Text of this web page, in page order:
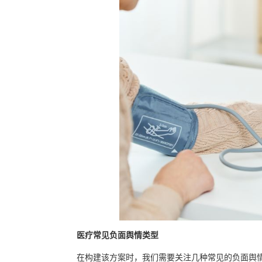
医疗常见负面舆情类型
在构建该方案时，我们需要关注几种常见的负面舆